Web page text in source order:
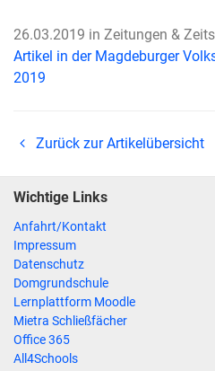
26.03.2019 in Zeitungen &
Artikel in der Magdeburger
2019
Zurück zur Artikelübersicht
Wichtige Links
Anfahrt/Kontakt
Impressum
Datenschutz
Domgrundschule
Lernplattform Moodle
Mietra Schließfächer
Office 365
All4Schools